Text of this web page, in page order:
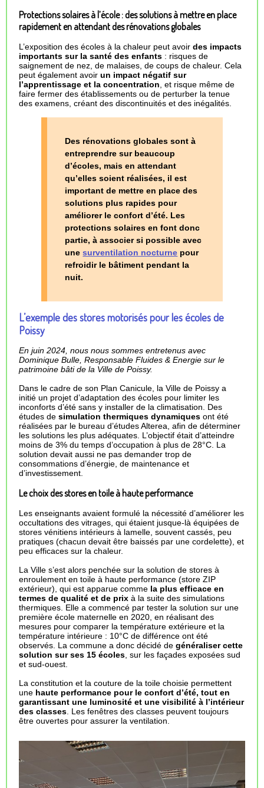
Protections solaires à l’école : des solutions à mettre en place
rapidement en attendant des rénovations globales
L’exposition des écoles à la chaleur peut avoir des impacts
importants sur la santé des enfants : risques de
saignement de nez, de malaises, de coups de chaleur. Cela
peut également avoir un impact négatif sur
l’apprentissage et la concentration , et risque même de
faire fermer des établissements ou de perturber la tenue
des examens, créant des discontinuités et des inégalités.
Des rénovations globales sont à
entreprendre sur beaucoup
d’écoles, mais en attendant
qu’elles soient réalisées, il est
important de mettre en place des
solutions plus rapides pour
améliorer le confort d’été. Les
protections solaires en font donc
partie, à associer si possible avec
unesurventilation nocturne pour
refroidir le bâtiment pendant la
nuit.
L’exemple des stores motorisés pour les écoles de
Poissy
En juin 2024, nous nous sommes entretenus avec
Dominique Bulle, Responsable Fluides & Energie sur le
patrimoine bâti de la Ville de Poissy.
Dans le cadre de son Plan Canicule, la Ville de Poissy a
initié un projet d’adaptation des écoles pour limiter les
inconforts d’été sans y installer de la climatisation. Des
études de simulation thermiques dynamiques ont été
réalisées par le bureau d’études Alterea, afin de déterminer
les solutions les plus adéquates. L’objectif était d’atteindre
moins de 3% du temps d’occupation à plus de 28°C. La
solution devait aussi ne pas demander trop de
consommations d’énergie, de maintenance et
d’investissement.
Le choix des stores en toile à haute performance
Les enseignants avaient formulé la nécessité d’améliorer les
occultations des vitrages, qui étaient jusque-là équipées de
stores vénitiens intérieurs à lamelle, souvent cassés, peu
pratiques (chacun devait être baissés par une cordelette), et
peu efficaces sur la chaleur.
La Ville s’est alors penchée sur la solution de stores à
enroulement en toile à haute performance (store ZIP
extérieur), qui est apparue comme la plus efficace en
termes de qualité et de prix à la suite des simulations
thermiques. Elle a commencé par tester la solution sur une
première école maternelle en 2020, en réalisant des
mesures pour comparer la température extérieure et la
température intérieure : 10°C de différence ont été
observés. La commune a donc décidé de généraliser cette
solution sur ses 15 écoles , sur les façades exposées sud
et sud-ouest.
La constitution et la couture de la toile choisie permettent
une haute performance pour le confort d’été, tout en
garantissant une luminosité et une visibilité à l’intérieur
des classes . Les fenêtres des classes peuvent toujours
être ouvertes pour assurer la ventilation.